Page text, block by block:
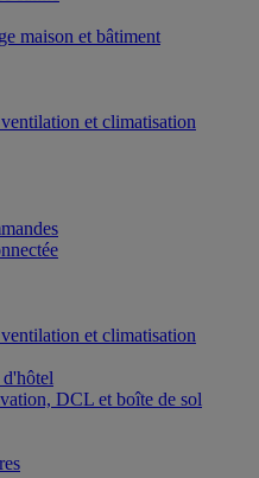
maison et bâtiment
et climatisation
et climatisation
DCL et boîte de sol